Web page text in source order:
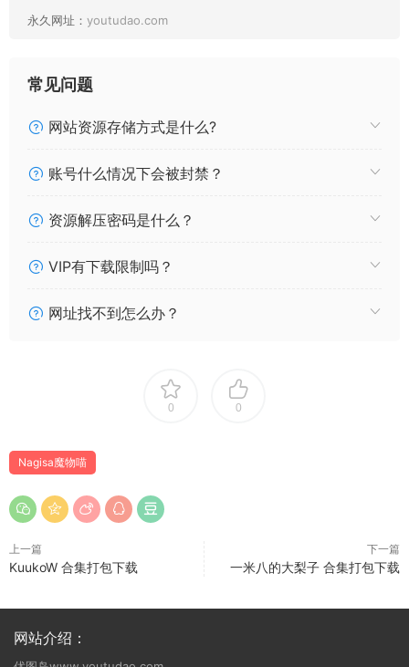
159 NAGESA魔物喵 2023年05月 [201P2V1.34GB]
157 NAGESA魔物喵 2023年04月Fantia [36P16V1.13G]
154 NAGESA魔物喵 2023年02月 [197P+3gif+9V4.32G]
153 NAGESA魔物喵 OL短裙 [15P513MB]
151 NAGESA魔物喵 2023年01月 [137P11G29V1.13GB]
150 NAGESA魔物喵 202212 fantia会员合集
[165P3G7V1.39GB]
149 NAGESA魔物喵 英梨々ちゃん?[40P403M]
148 NAGESA魔物喵 11月订阅 [224P26V6.03GB]
147 NAGESA魔物喵 いらっしゃいませ? [16P460MB]
145 NAGISA魔物喵 202210 fantia会员合集 [105P13V6.71GB]
144 NAGISA魔物喵 202209 fantia会员合集 [165P13V3.50G]
143 NAGISA魔物喵 202208 fantia会员合集 [126P11V3.7GB]
永久网址： youtudao.com
常见问题
网站资源存储方式是什么?
账号什么情况下会被封禁？
资源解压密码是什么？
VIP有下载限制吗？
网址找不到怎么办？
0 0
Nagisa魔物喵
上一篇
KuukoW 合集打包下载
下一篇
一米八的大梨子 合集打包下载
网站介绍：